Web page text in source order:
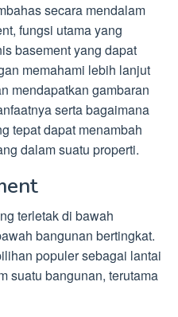
secara mendalam
fungsi utama yang
basement yang dapat
memahami lebih lanjut
mendapatkan gambaran
serta bagaimana
tepat dapat menambah
dalam suatu properti.
terletak di bawah
bangunan bertingkat.
populer sebagai lantai
suatu bangunan, terutama